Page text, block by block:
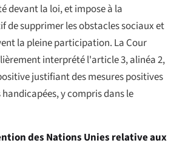
devant la loi, et impose à la
de supprimer les obstacles sociaux et
la pleine participation. La Cour
interprété l'article 3, alinéa 2,
justifiant des mesures positives
y compris dans le
des Nations Unies relative aux